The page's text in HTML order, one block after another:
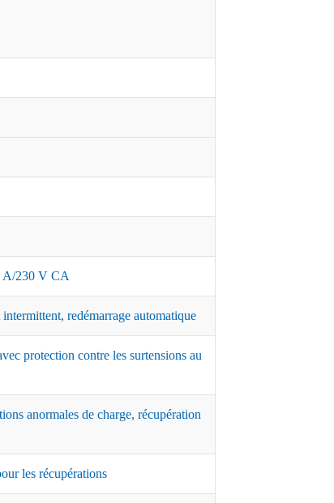
230 V CA
redémarrage automatique
protection contre les surtensions au
anormales de charge, récupération
les récupérations